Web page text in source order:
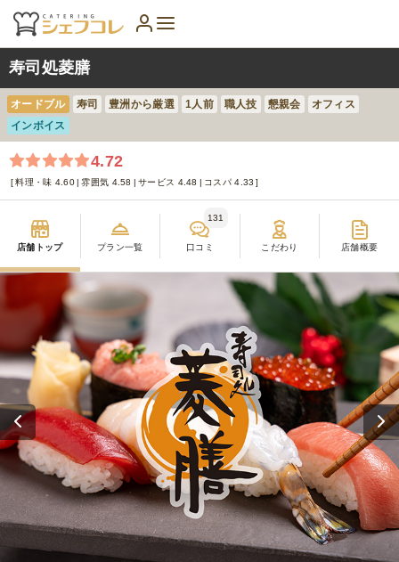
寿司処菱膳
オードブル 寿司 豊洲から厳選 1人前 職人技 懇親会
オフィス
インボイス
4.72
料理・味 4.60 雰囲気 4.58 サービス 4.48 コスパ 4.33
店舗トップ プラン一覧 口コミ
131
こだわり 店舗概要